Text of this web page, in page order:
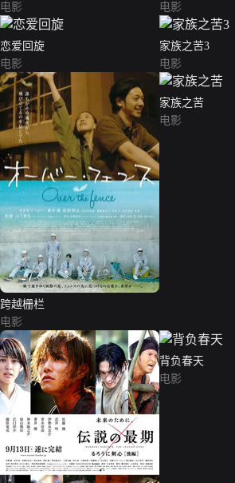
电影
电影
恋爱回旋
电影
家族之苦3
电影
跨越栅栏
电影
家族之苦
电影
背负春天
电影